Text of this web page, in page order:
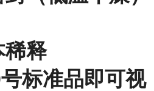
稀释
标准品即可视